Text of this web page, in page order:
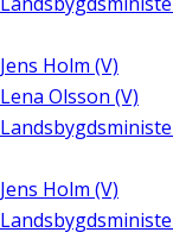
Jens Holm (V)
Lena Olsson (V)
Jens Holm (V)